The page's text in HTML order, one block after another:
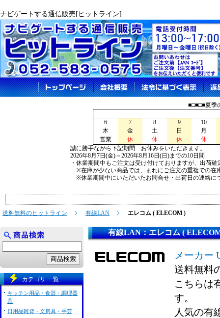
ナビゲートする通信販売[ヒットライン]
■□■□■夏季
6 7 8 9
10
木
金 土 日
月
営業
休 休 休
休
誠に勝手ながら下記期間 お休みをいただきます。
2026年8月7日(金)～2026年8月16日(日)までの10日間
・休業期間中もご注文は受け付けておりますが、出荷
※在庫が少ない商品では、まれにご注文の重複での在
※休業期間中にいただいたお問合せ・出荷日の連絡に
送料無料のヒットライン 有線LAN エレコム ( ELECOM )
有線LAN：エレコム (
メーカー
送料無料
こちらは
す。
人気の有
カテゴリ 一覧
キッチン用品・食器・調理器
具
日用品雑貨・文房具・手芸